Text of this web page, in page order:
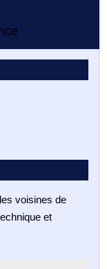
voisines de
et